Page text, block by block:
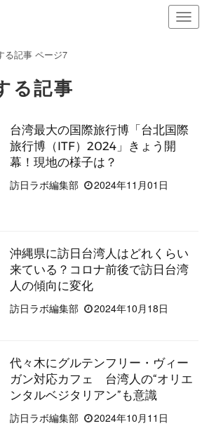
ナ
ビ
表
る記事 ページ7
る記事
台湾最大の国際旅行博「台北国際
旅行博（ITF）2024」きょう開
幕！現地の様子は？
訪日ラボ編集部
2024年11月01日
沖縄県に訪日台湾人はどれくらい
来ている？コロナ前後で訪日台湾
人の傾向に変化
訪日ラボ編集部
2024年10月18日
代々木にグルテンフリー・ヴィー
ガン対応カフェ 台湾人の“オリエ
ンタルベジタリアン”も意識
訪日ラボ編集部
2024年10月11日